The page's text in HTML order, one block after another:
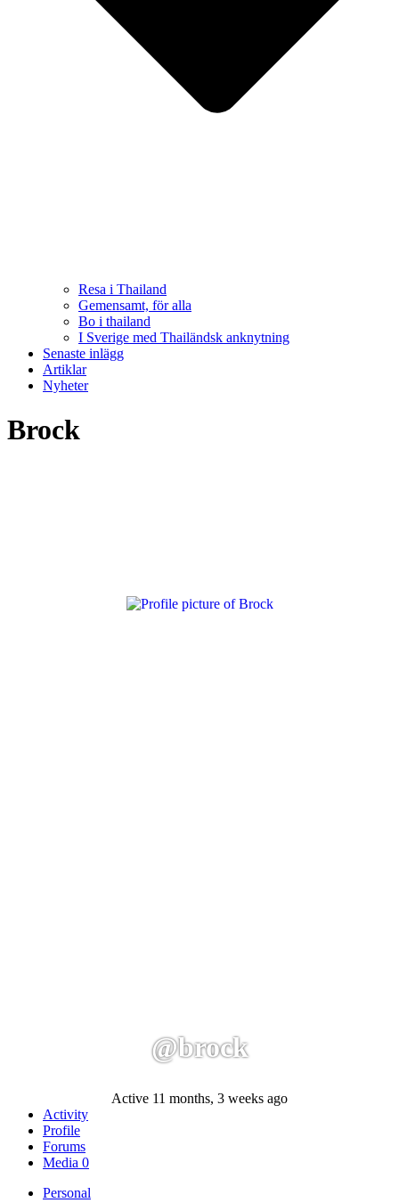
Resa i Thailand
Gemensamt, för alla
Bo i thailand
I Sverige med Thailändsk anknytning
Senaste inlägg
Artiklar
Nyheter
Brock
@brock
Active 11 months, 3 weeks ago
Activity
Profile
Forums
Media 0
Personal